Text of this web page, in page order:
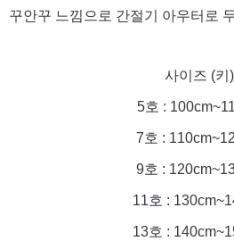
꾸안꾸 느낌으로 간절기 아우터로
사이즈 (키)
5호 :
7호 :
9호 :
11호 :
13호 :